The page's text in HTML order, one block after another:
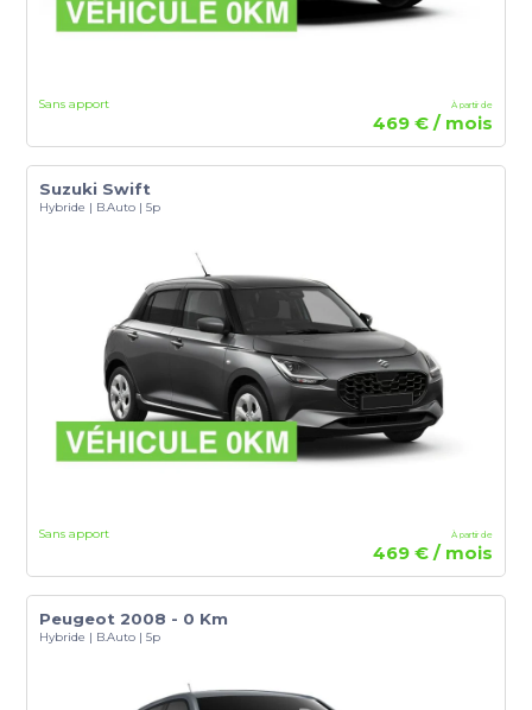
Sans apport À partir de
469 € / mois
Suzuki Swift
Hybride | B.Auto | 5p
Sans apport À partir de
469 € / mois
Peugeot 2008 - 0 Km
Hybride | B.Auto | 5p